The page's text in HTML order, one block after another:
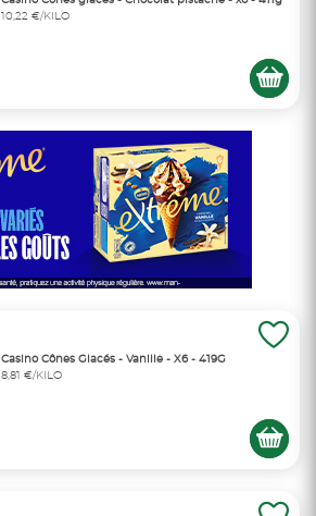
10,22 €/KILO
Casino Cônes Glacés - Vanille - X6 - 419G
8,81 €/KILO